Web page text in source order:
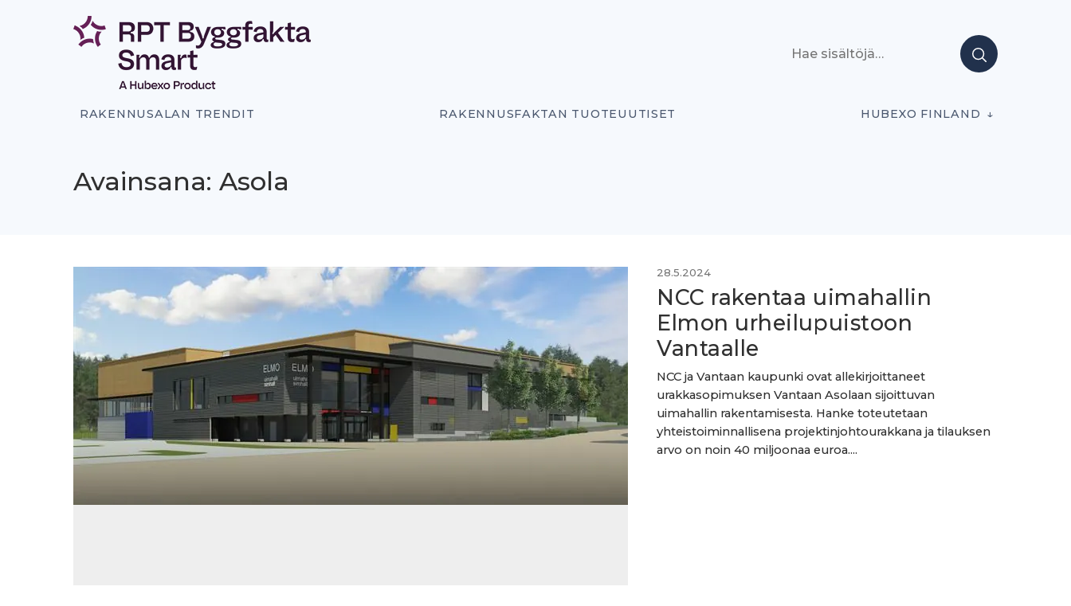
RAKENNUSALAN TRENDIT RAKENNUSFAKTAN TUOTEUUTISET HUBEXO FINLAND
Avainsana: Asola
28.5.2024
NCC rakentaa uimahallin
Elmon urheilupuistoon
Vantaalle
NCC ja Vantaan kaupunki ovat allekirjoittaneet
urakkasopimuksen Vantaan Asolaan sijoittuvan
uimahallin rakentamisesta. Hanke toteutetaan
yhteistoiminnallisena projektinjohtourakkana ja tilauksen
arvo on noin 40 miljoonaa euroa....